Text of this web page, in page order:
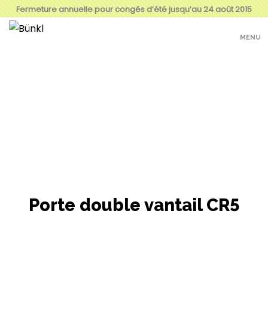
Fermeture annuelle pour congés d’été jusqu’au 24 août 2015
MENU
Porte double vantail CR5